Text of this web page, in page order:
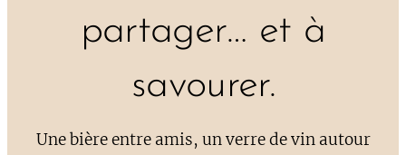
partager… et à
savourer.
Une bière entre amis, un verre de vin autour